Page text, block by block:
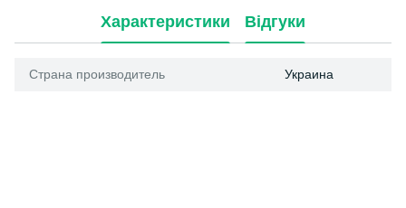
Характеристики Відгуки
Страна производитель Украина